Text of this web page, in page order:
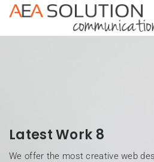
Latest Work 8
We offer the most creative web